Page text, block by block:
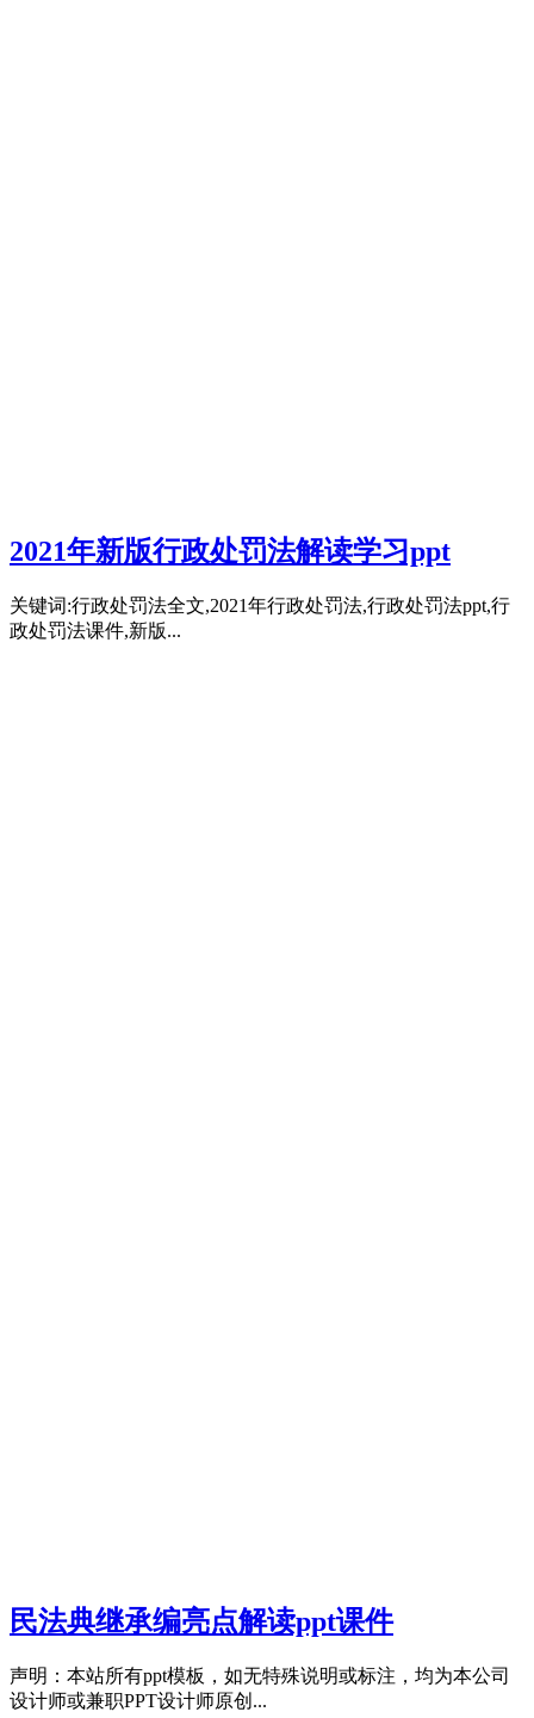
2021年新版行政处罚法解读学习ppt
关键词:行政处罚法全文,2021年行政处罚法,行政处罚法ppt,行
政处罚法课件,新版...
民法典继承编亮点解读ppt课件
声明：本站所有ppt模板，如无特殊说明或标注，均为本公司
设计师或兼职PPT设计师原创...